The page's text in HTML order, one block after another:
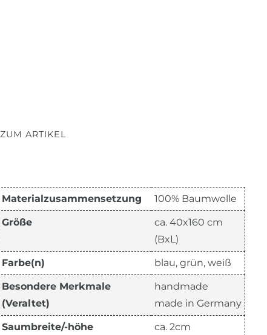
ARTIKEL
Materialzusammensetzung 100% Baumwolle
Größe
ca. 40x160 cm
(BxL)
Farbe(n) blau, grün, weiß
Besondere Merkmale
(Veraltet)
handmade
made in Germany
Saumbreite/-höhe ca. 2cm